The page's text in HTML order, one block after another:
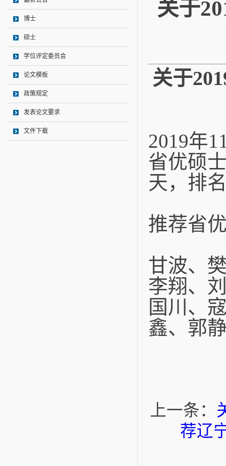
博士
硕士
学位评定委员会
论文模板
政策规定
发表论文要求
文件下载
关于
关于
2019年
省优硕
天，排
推荐省
甘波、
李翔、
国川、
鑫、郭
上一条：
荐辽